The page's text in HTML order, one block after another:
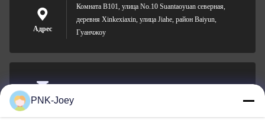
Адрес
Комната B101, улица No.10 Suantaoyuan северная,
деревня Xinkexiaxin, улица Jiahe, район Baiyun,
Гуанчжоу
Электронная
PNK-Joey